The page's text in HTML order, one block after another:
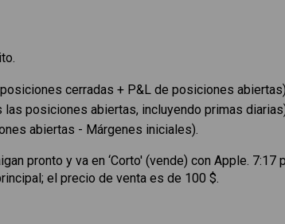
cerradas + P&L de posiciones
posiciones abiertas, incluyendo primas
abiertas - Márgenes iniciales).
pronto y va en ‘Corto' (vende) con Apple. 7:17
el precio de venta es de 100 $.